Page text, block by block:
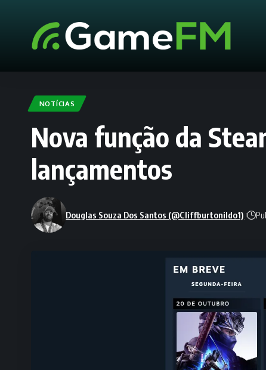
NOTÍCIAS
Nova função da
lançamentos
Douglas Souza Dos Santos (@Cliffburtonildo1)